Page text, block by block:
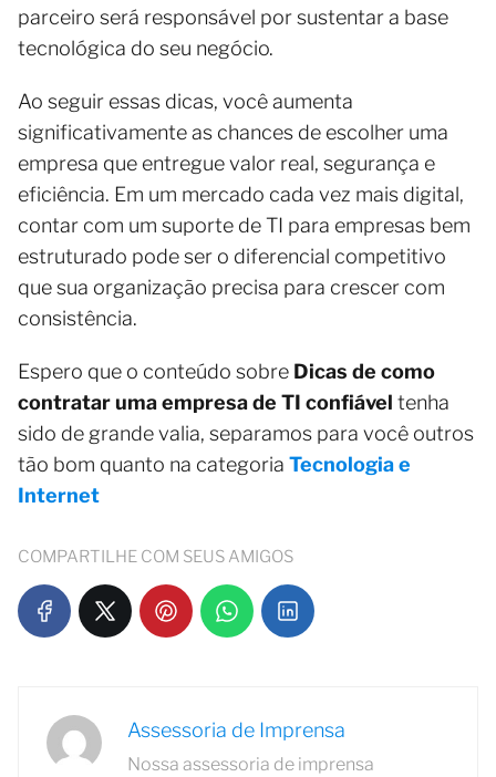
parceiro será responsável por sustentar a base
tecnológica do seu negócio.
Ao seguir essas dicas, você aumenta
significativamente as chances de escolher uma
empresa que entregue valor real, segurança e
eficiência. Em um mercado cada vez mais digital,
contar com um suporte de TI para empresas bem
estruturado pode ser o diferencial competitivo
que sua organização precisa para crescer com
consistência.
Espero que o conteúdo sobre Dicas de como
contratar uma empresa de TI confiável tenha
sido de grande valia, separamos para você outros
tão bom quanto na categoria Tecnologia e
Internet
COMPARTILHE COM SEUS AMIGOS
Assessoria de Imprensa
Nossa assessoria de imprensa